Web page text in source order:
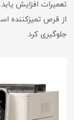
تعمیرات افزایش
از قرص تمیزکننده
جلوگیری کرد.